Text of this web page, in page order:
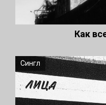
Как
Сингл